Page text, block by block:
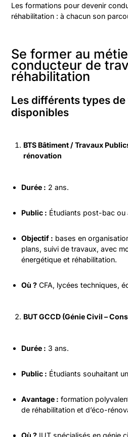
Les formations pour devenir
réhabilitation : à chacun son
Se former au
conducteur de
réhabilitation
Les différents types
disponibles
BTS Bâtiment / Travaux
rénovation
Durée : 2 ans.
Public : Étudiants post-bac ou
Objectif : bases en
plans, suivi de travaux, avec
énergétique et réhabilitation.
Où ? CFA, lycées techniques,
BUT GCCD (Génie Civil –
Durée : 3 ans.
Public : Étudiants souhaitant
Avantage : formation
de réhabilitation et d’éco-
Où ? IUT spécialisés en génie